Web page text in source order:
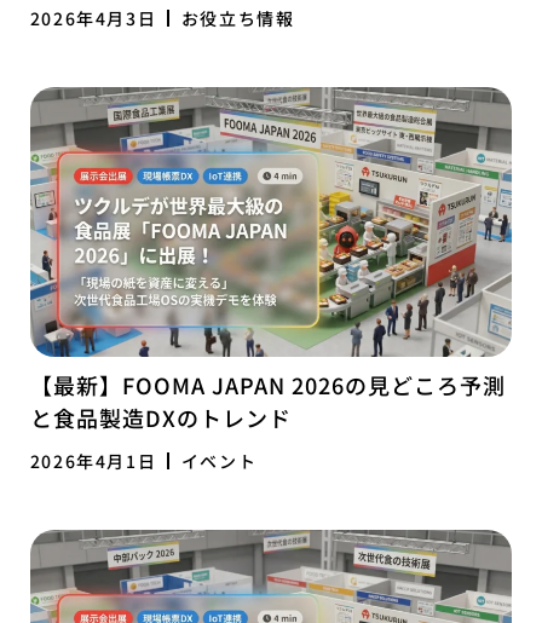
2026年4月3日 お役立ち情報
【最新】FOOMA JAPAN 2026の見どころ予測
と食品製造DXのトレンド
2026年4月1日 イベント